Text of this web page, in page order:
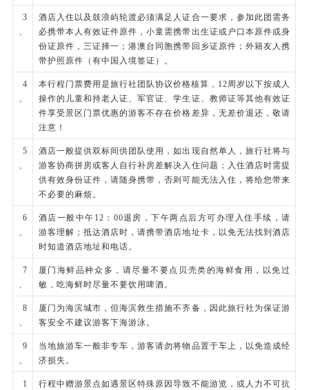
3
、
酒店入住以及鼓浪屿轮渡必须满足人证合一要求，参加此团需务
必携带本人有效证件原件，小童需携带出生证或户口本原件或身
份证原件，三证择一；港澳台同胞携带回乡证原件；外籍友人携
带护照原件（有中国入境签证）。
4
、
本行程门票费用是旅行社团队协议价格核算，12周岁以下按成人
操作的儿童和持老人证、军官证、学生证、教师证等其他有效证
件享受景区门票优惠的游客不存在价格差异，无差价退还，敬请
注意！
5
、
酒店一般提供双标间供团队使用，如出现自然单人，旅行社将与
游客协商拼房或客人自行补房差解决入住问题；入住酒店时需提
供有效身份证件，请随身携带，否则可能无法入住，将给您带来
不必要的麻烦。
6
、
酒店一般中午12：00退房，下午两点后方可办理入住手续，请
游客理解；抵达酒店时，请携带酒店地址卡，以免无法找到酒店
时知道酒店地址和电话。
7
、
厦门海鲜品种众多，请尽量不要点贝壳类的海鲜食用，以免过
敏，吃海鲜时尽量不要饮用啤酒。
8
、
厦门为海滨城市，但海滨救生措施不齐备，因此旅行社为保证游
客安全不建议游客下海游泳。
9
、
当地旅游车一般非专车，游客请勿将物品置于车上，以免造成经
济损失。
1
行程中赠游景点如遇景区特殊原因导致不能游览，或人力不可抗